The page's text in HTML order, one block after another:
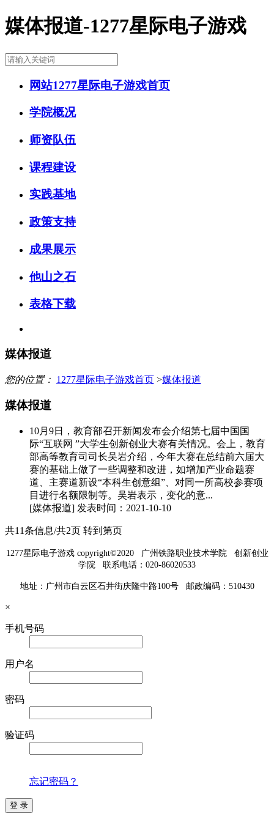
媒体报道-1277星际电子游戏
网站1277星际电子游戏首页
学院概况
师资队伍
课程建设
实践基地
政策支持
成果展示
他山之石
表格下载
媒体报道
您的位置： 1277星际电子游戏首页 >媒体报道
媒体报道
10月9日，教育部召开新闻发布会介绍第七届中国国
际“互联网 ”大学生创新创业大赛有关情况。会上，教育
部高等教育司司长吴岩介绍，今年大赛在总结前六届大
赛的基础上做了一些调整和改进，如增加产业命题赛
道、主赛道新设“本科生创意组”、对同一所高校参赛项
目进行名额限制等。吴岩表示，变化的意...
[媒体报道] 发表时间：2021-10-10
共11条信息/共2页 转到第页
1277星际电子游戏 copyright©2020 广州铁路职业技术学院 创新创业
学院 联系电话：020-86020533
地址：广州市白云区石井街庆隆中路100号 邮政编码：510430
×
手机号码
用户名
密码
验证码
忘记密码？
登 录